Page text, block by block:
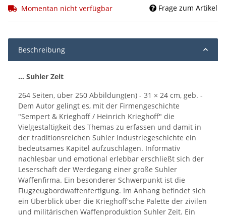
Momentan nicht verfügbar Frage zum Artikel
Beschreibung
... Suhler Zeit
264 Seiten, über 250 Abbildung(en) - 31 × 24 cm, geb. -
Dem Autor gelingt es, mit der Firmengeschichte
"Sempert & Krieghoff / Heinrich Krieghoff" die
Vielgestaltigkeit des Themas zu erfassen und damit in
der traditionsreichen Suhler Industriegeschichte ein
bedeutsames Kapitel aufzuschlagen. Informativ
nachlesbar und emotional erlebbar erschließt sich der
Leserschaft der Werdegang einer große Suhler
Waffenfirma. Ein besonderer Schwerpunkt ist die
Flugzeugbordwaffenfertigung. Im Anhang befindet sich
ein Überblick über die Krieghoff'sche Palette der zivilen
und militärischen Waffenproduktion Suhler Zeit. Ein